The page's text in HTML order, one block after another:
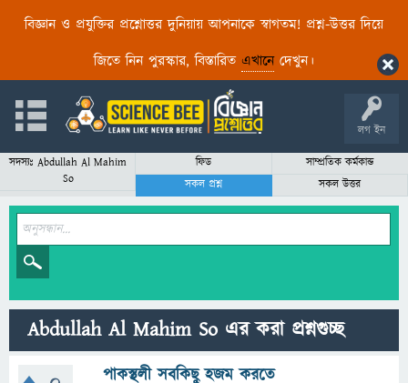
বিজ্ঞান ও প্রযুক্তির প্রশ্নোত্তর দুনিয়ায় আপনাকে স্বাগতম! প্রশ্ন-উত্তর দিয়ে
জিতে নিন পুরস্কার, বিস্তারিত এখানেদেখুন।
লগ ইন
সদস্যঃ Abdullah Al Mahim
So
ফিড
সাম্প্রতিক কর্মকান্ড
সকল প্রশ্ন
সকল উত্তর
Abdullah Al Mahim So এর করা প্রশ্নগুচ্ছ
পাকস্থলী সবকিছু হজম করতে